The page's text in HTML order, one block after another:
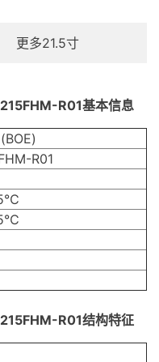
更多21.5寸
R01基本信息
R01
R01结构特征